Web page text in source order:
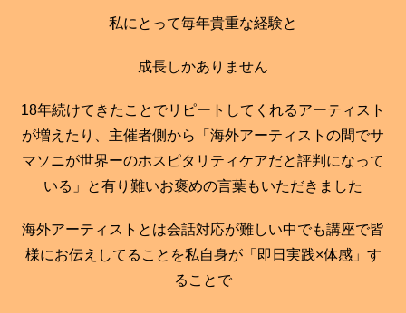
私にとって毎年貴重な経験と
成長しかありません
18年続けてきたことでリピートしてくれるアーティスト
が増えたり、主催者側から「海外アーティストの間でサ
マソニが世界ーのホスピタリティケアだと評判になって
いる」と有り難いお褒めの言葉もいただきました
海外アーティストとは会話対応が難しい中でも講座で皆
様にお伝えしてることを私自身が「即日実践×体感」す
ることで